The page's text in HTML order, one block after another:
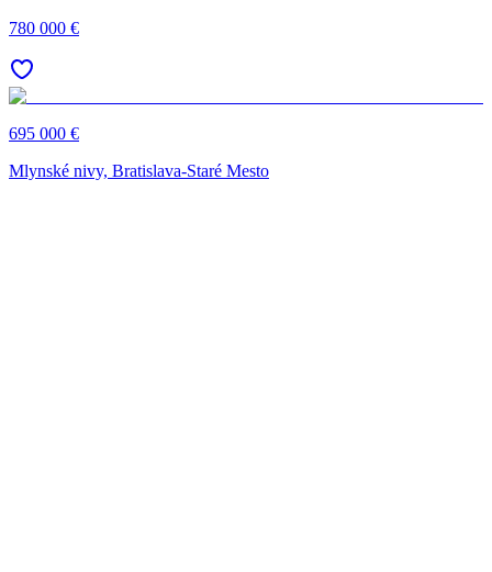
780 000 €
695 000 €
Mlynské nivy, Bratislava-Staré Mesto